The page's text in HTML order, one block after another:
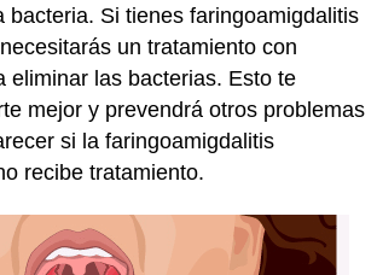
bacteria. Si tienes faringoamigdalitis
un tratamiento con
eliminar las bacterias. Esto te
mejor y prevendrá otros problemas
si la faringoamigdalitis
recibe tratamiento.